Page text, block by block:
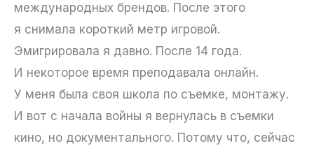
международных брендов. После этого
я снимала короткий метр игровой.
Эмигрировала я давно. После 14 года.
И некоторое время преподавала онлайн.
У меня была своя школа по съемке, монтажу.
И вот с начала войны я вернулась в съемки
кино, но документального. Потому что, сейчас